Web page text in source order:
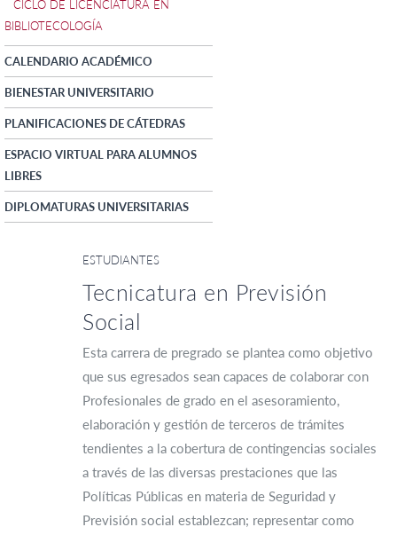
CICLO DE LICENCIATURA EN
BIBLIOTECOLOGÍA
CALENDARIO ACADÉMICO
BIENESTAR UNIVERSITARIO
PLANIFICACIONES DE CÁTEDRAS
ESPACIO VIRTUAL PARA ALUMNOS
LIBRES
DIPLOMATURAS UNIVERSITARIAS
ESTUDIANTES
Tecnicatura en Previsión
Social
Esta carrera de pregrado se plantea como objetivo
que sus egresados sean capaces de colaborar con
Profesionales de grado en el asesoramiento,
elaboración y gestión de terceros de trámites
tendientes a la cobertura de contingencias sociales
a través de las diversas prestaciones que las
Políticas Públicas en materia de Seguridad y
Previsión social establezcan; representar como